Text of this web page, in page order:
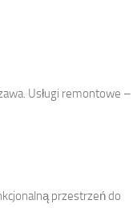
Usługi remontowe –
przestrzeń do